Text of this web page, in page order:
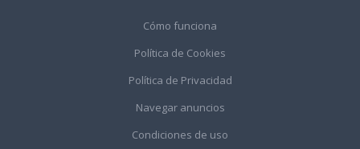
Cómo funciona
Política de Cookies
Política de Privacidad
Navegar anuncios
Condiciones de uso